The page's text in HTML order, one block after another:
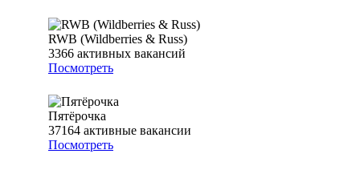
RWB (Wildberries & Russ)
3366 активных вакансий
Посмотреть
Пятёрочка
37164 активные вакансии
Посмотреть